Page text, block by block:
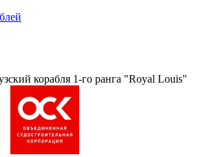
корабля 1-го ранга "Royal Louis"